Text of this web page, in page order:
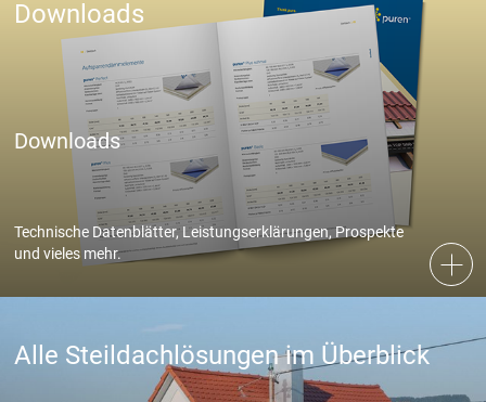
Downloads
Downloads
Technische Datenblätter, Leistungserklärungen, Prospekte
und vieles mehr.
Alle Steildachlösungen im Überblick
Marketing und Statistik
Marketing und Statistik Cookies werden verwendet, um
anonymes Tracking zu aktivieren. Hierbei werden können
anonymisierte Daten an eventuelle Drittanbieter weitergeleitet.
Cookie Informationen anzeigen
Speichern